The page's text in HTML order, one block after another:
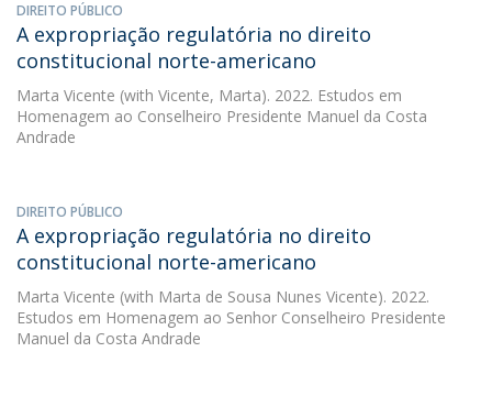
DIREITO PÚBLICO
A expropriação regulatória no direito
constitucional norte-americano
Marta Vicente (with Vicente, Marta). 2022. Estudos em
Homenagem ao Conselheiro Presidente Manuel da Costa
Andrade
DIREITO PÚBLICO
A expropriação regulatória no direito
constitucional norte-americano
Marta Vicente (with Marta de Sousa Nunes Vicente). 2022.
Estudos em Homenagem ao Senhor Conselheiro Presidente
Manuel da Costa Andrade